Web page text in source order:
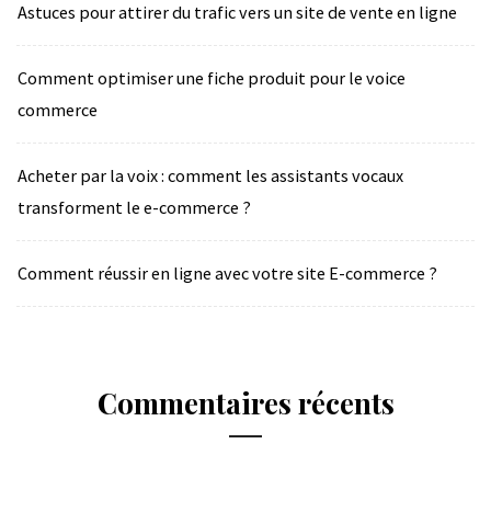
Astuces pour attirer du trafic vers un site de vente en ligne
Comment optimiser une fiche produit pour le voice
commerce
Acheter par la voix : comment les assistants vocaux
transforment le e-commerce ?
Comment réussir en ligne avec votre site E-commerce ?
Commentaires récents